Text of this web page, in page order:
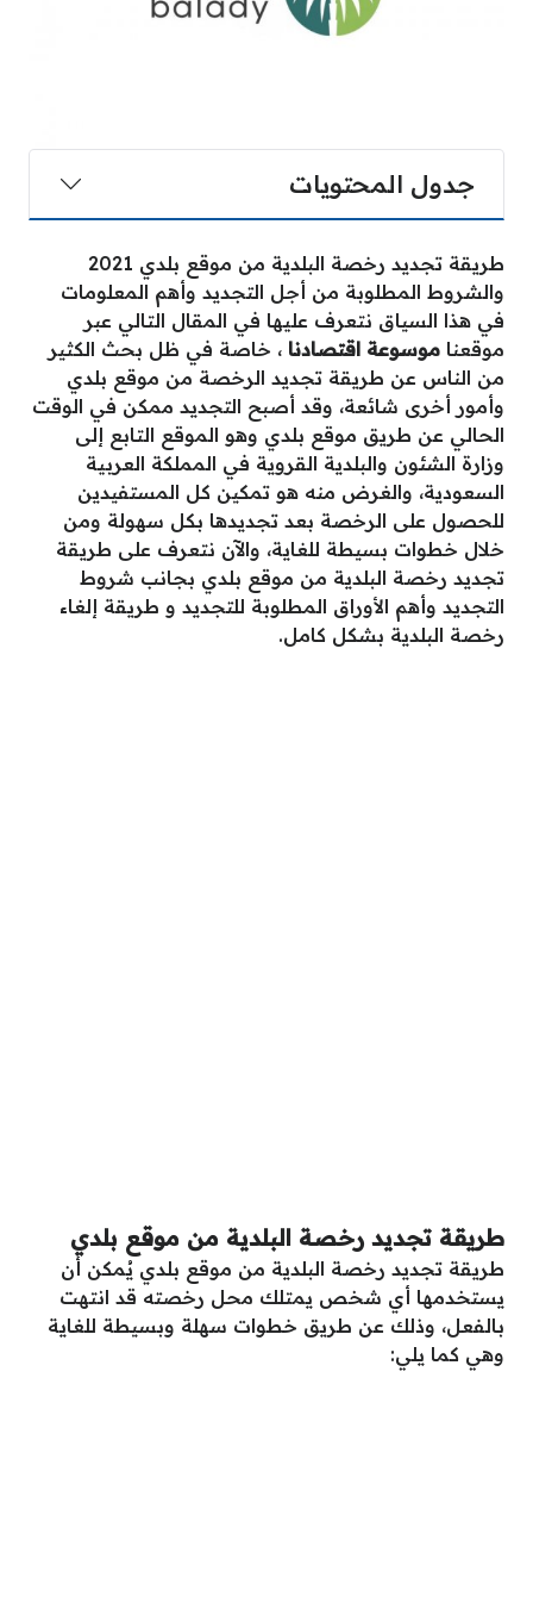
جدول المحتويات
طريقة تجديد رخصة البلدية من موقع بلدي 2021
والشروط المطلوبة من أجل التجديد وأهم المعلومات
في هذا السياق نتعرف عليها في المقال التالي عبر
موقعنا موسوعة اقتصادنا ، خاصة في ظل بحث الكثير
من الناس عن طريقة تجديد الرخصة من موقع بلدي
وأمور أخرى شائعة، وقد أصبح التجديد ممكن في الوقت
الحالي عن طريق موقع بلدي وهو الموقع التابع إلى
وزارة الشئون والبلدية القروية في المملكة العربية
السعودية، والغرض منه هو تمكين كل المستفيدين
للحصول على الرخصة بعد تجديدها بكل سهولة ومن
خلال خطوات بسيطة للغاية، والآن نتعرف على طريقة
تجديد رخصة البلدية من موقع بلدي بجانب شروط
التجديد وأهم الأوراق المطلوبة للتجديد و طريقة إلغاء
رخصة البلدية بشكل كامل.
طريقة تجديد رخصة البلدية من موقع بلدي
طريقة تجديد رخصة البلدية من موقع بلدي يُمكن أن
يستخدمها أي شخص يمتلك محل رخصته قد انتهت
بالفعل، وذلك عن طريق خطوات سهلة وبسيطة للغاية
وهي كما يلي: